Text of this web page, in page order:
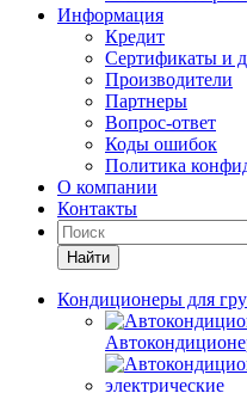
Информация
Кредит
Сертификаты и
Производители
Партнеры
Вопрос-ответ
Коды ошибок
Политика
О компании
Контакты
Найти
Кондиционеры для